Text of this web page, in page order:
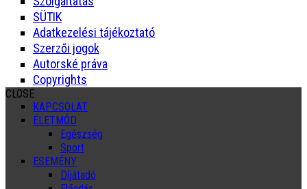
SÜTIK
Adatkezelési tájékoztató
Szerzői jogok
Autorské práva
Copyrights
CLOSE
KAPCSOLAT
ÉLETMÓD
Egészség
Sport
ESEMÉNY
Díjátadó